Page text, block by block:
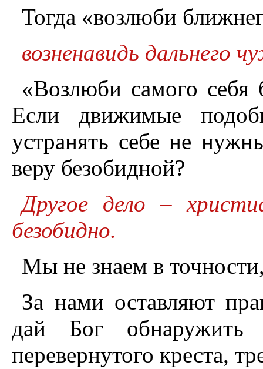
Тогда «возлюби
возненавидь дальнего
«Возлюби самого себя
Если движимые
устранять себе не
веру безобидной?
Другое дело –
безобидно.
Мы не знаем в
За нами оставляют
дай Бог обнаружить
перевернутого креста,